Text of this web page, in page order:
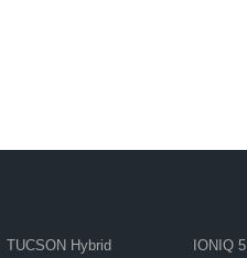
TUCSON Hybrid
IONIQ